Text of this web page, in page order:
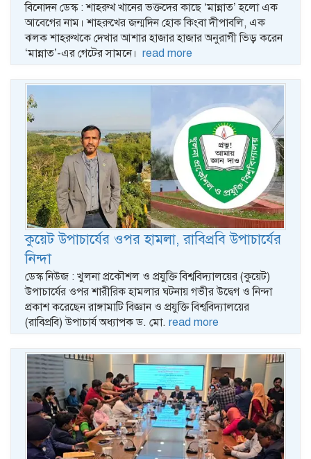
বিনোদন ডেস্ক : শাহরুখ খানের ভক্তদের কাছে ‘মান্নাত’ হলো এক
আবেগের নাম। শাহরুখের জন্মদিন হোক কিংবা দীপাবলি, এক
ঝলক শাহরুখকে দেখার আশার হাজার হাজার অনুরাগী ভিড় করেন
‘মান্নাত’-এর গেটের সামনে। read more
কুয়েট উপাচার্যের ওপর হামলা, রাবিপ্রবি উপাচার্যের
নিন্দা
ডেস্ক নিউজ : খুলনা প্রকৌশল ও প্রযুক্তি বিশ্ববিদ্যালয়ের (কুয়েট)
উপাচার্যের ওপর শারীরিক হামলার ঘটনায় গভীর উদ্বেগ ও নিন্দা
প্রকাশ করেছেন রাঙ্গামাটি বিজ্ঞান ও প্রযুক্তি বিশ্ববিদ্যালয়ের
(রাবিপ্রবি) উপাচার্য অধ্যাপক ড. মো. read more